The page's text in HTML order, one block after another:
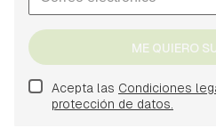
ME QUIERO
Acepta las Condiciones
protección de datos.